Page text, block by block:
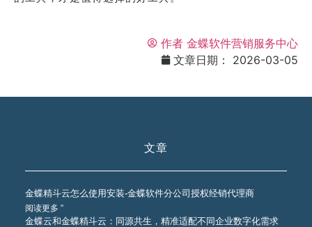
作者 金蝶软件营销服务中心
文章日期：
2026-03-05
文章
金蝶精斗云怎么使用安装-金蝶软件分公司授权经销代理商
阅读更多 ”
金蝶云和金蝶精斗云：同源共生，精准适配不同企业数字化需求